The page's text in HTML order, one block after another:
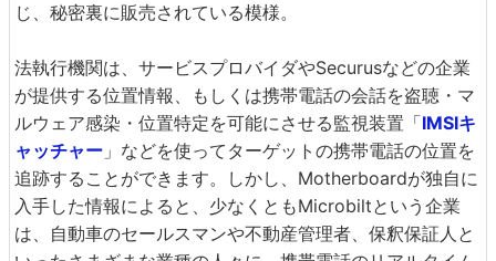
じ、秘密裏に販売されている模様。
法執行機関は、サービスプロバイダやSecurusなどの企業
が提供する位置情報、もしくは携帯電話の会話を盗聴・マ
ルウェア感染・位置特定を可能にさせる監視装置「IMSIキ
ャッチャー 」などを使ってターゲットの携帯電話の位置を
追跡することができます。しかし、Motherboardが独自に
入手した情報によると、少なくともMicrobiltという企業
は、自動車のセールスマンや不動産管理者、保釈保証人と